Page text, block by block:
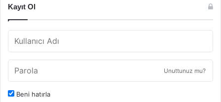
Kayıt Ol
Unuttunuz mu?
Beni hatırla